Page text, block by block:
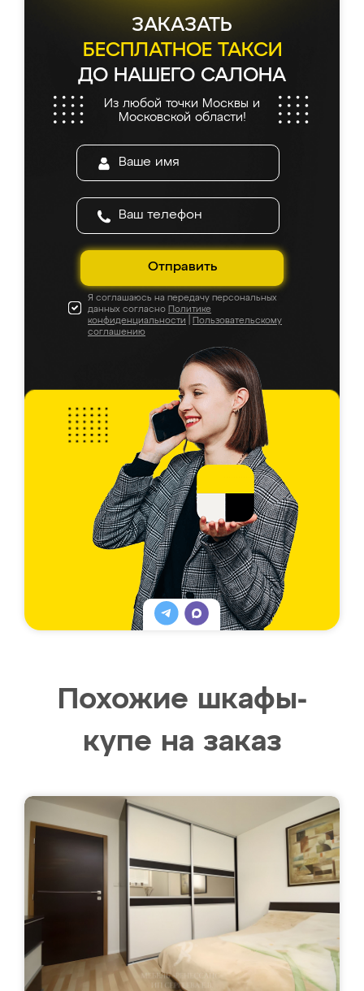
ЗАКАЗАТЬ
БЕСПЛАТНОЕ ТАКСИ
ДО НАШЕГО САЛОНА
Из любой точки Москвы и
Московской области!
Отправить
Я соглашаюсь на передачу персональных
данных согласно Политике
конфиденциальности
Пользовательскому
соглашению
Похожие шкафы-
купе на заказ